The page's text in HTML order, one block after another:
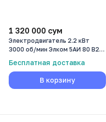
1 320 000сум
Электродвигатель 2.2 кВт
3000 об/мин Элком 5АИ 80 В2
Бесплатная доставка
В корзину